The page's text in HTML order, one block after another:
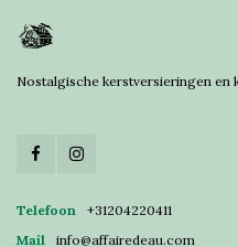
Nostalgische kerstversieringen en
Telefoon
+31204220411
Mail
info@affairedeau.com